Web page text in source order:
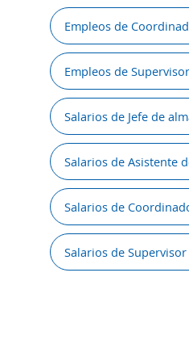
Empleos de
Empleos de
Salarios de Jefe de
Salarios de Asistente
Salarios de
Salarios de